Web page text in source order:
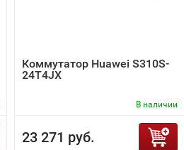
Коммутатор Huawei S310S-
24T4JX
В наличии
23 271 руб.